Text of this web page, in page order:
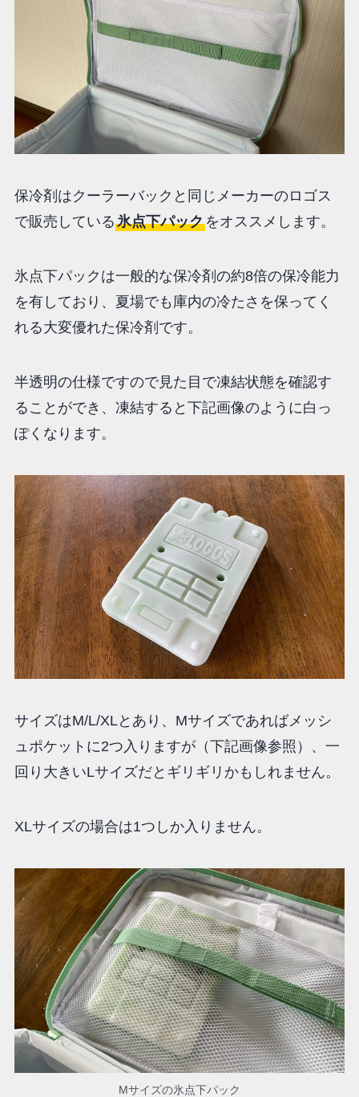
保冷剤はクーラーバックと同じメーカーのロゴス
で販売している氷点下パックをオススメします。
氷点下パックは一般的な保冷剤の約8倍の保冷能力
を有しており、夏場でも庫内の冷たさを保ってく
れる大変優れた保冷剤です。
半透明の仕様ですので見た目で凍結状態を確認す
ることができ、凍結すると下記画像のように白っ
ぽくなります。
サイズはM/L/XLとあり、Mサイズであればメッシ
ュポケットに2つ入りますが（下記画像参照）、一
回り大きいLサイズだとギリギリかもしれません。
XLサイズの場合は1つしか入りません。
Mサイズの氷点下パック